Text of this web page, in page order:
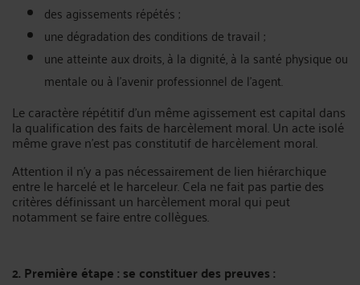
des agissements répétés ;
une dégradation des conditions de travail ;
une atteinte aux droits, à la dignité, à la santé physique ou
mentale ou à l’avenir professionnel de l’agent.
Le caractère répétitif d’un même agissement est capital dans
la qualification des faits de harcèlement moral. Un acte isolé
même grave n’est pas constitutif de harcèlement moral.
Attention il n’y a pas nécessairement de lien hiérarchique
entre le harcelé et le harceleur. Cela ne fait pas partie des
critères définissant un harcèlement moral qui peut
notamment se faire entre collègues.
2. Première étape : se constituer des preuves :